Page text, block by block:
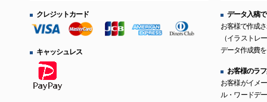
クレジットカード
キャッシュレス
データ入稿
お客様で作成
（イラストレ
データ作成費
お客様のラ
お客様がイメ
ル・ワードデ